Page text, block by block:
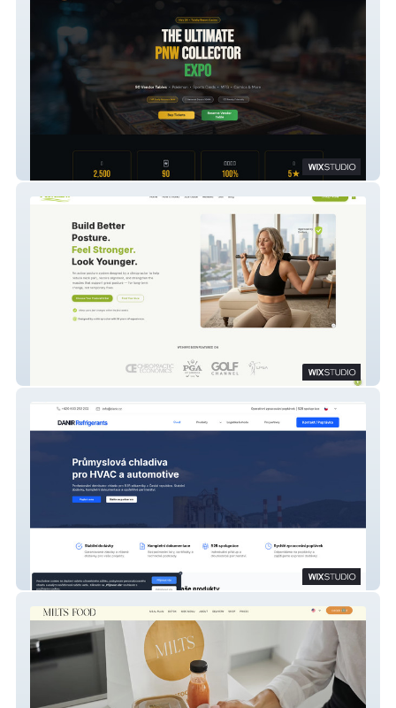
Luckie Looters
DANIR Refrigerants